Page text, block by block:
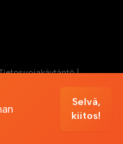
|
Selvä,
kiitos!